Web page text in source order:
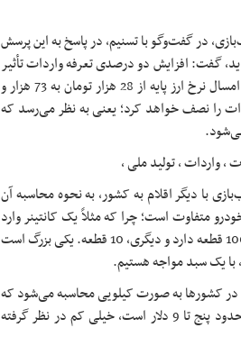
در گفت‌وگو با تسنیم، در پاسخ به این پرسش
گفت: افزایش دو درصدی تعرفه واردات تأثیر
آنچنانی در مسئله واردات نخواهد داشت. مضاف بر اینکه، امسال نرخ ارز پایه از 28 هزار تومان به 73 هزار و
را نصف خواهد کرد؛ یعنی به نظر می‌رسد که
با دیگر اقلام به کشور، به نحوه محاسبه آن
متفاوت است؛ چرا که مثلاً یک کانتینر وارد
می‌شود که در آن 1000 عنوان محصول وجود دارد که یکی 100 قطعه دارد و دیگری، 10 قطعه. یکی بزرگ است
با یک سبد مواجه هستیم.
در کشورها به صورت کیلویی محاسبه می‌شود که
نرخ آن معمولاً بین 11 تا 30 دلار است. این میزان در ایران، حدود پنج تا 9 دلار است، خیلی کم در نظر گرفته